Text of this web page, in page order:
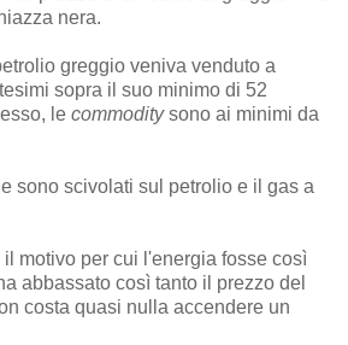
nera.
greggio veniva venduto a
sopra il suo minimo di 52
le commoditysono ai minimi da
sono scivolati sul petrolio e il gas a
motivo per cui l'energia fosse così
abbassato così tanto il prezzo del
costa quasi nulla accendere un